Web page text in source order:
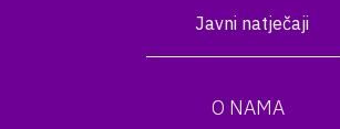
Javni natječaji
O NAMA